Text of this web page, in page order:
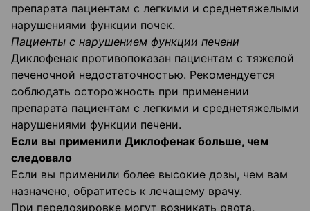
препарата пациентам с легкими и среднетяжелыми
нарушениями функции почек.
Пациенты с нарушением функции печени
Диклофенак противопоказан пациентам с тяжелой
печеночной недостаточностью. Рекомендуется
соблюдать осторожность при применении
препарата пациентам с легкими и среднетяжелыми
нарушениями функции печени.
Если вы применили Диклофенак больше, чем
следовало
Если вы применили более высокие дозы, чем вам
назначено, обратитесь к лечащему врачу.
При передозировке могут возникать рвота,